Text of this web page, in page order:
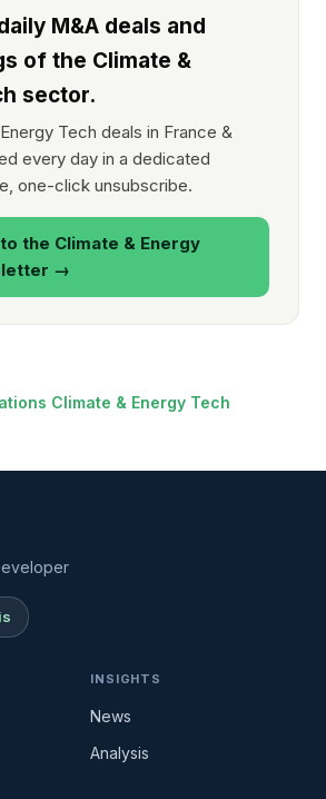
M&A deals and
of the Climate &
sector.
Tech deals in France &
every day in a dedicated
one-click unsubscribe.
the Climate & Energy
→
Climate & Energy Tech
INSIGHTS
News
Analysis